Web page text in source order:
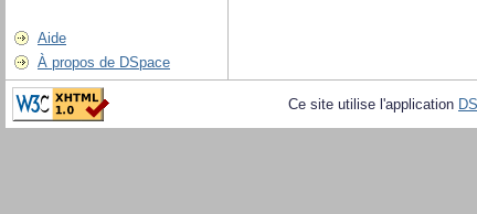
Aide
À propos de DSpace
Ce site utilise l'application